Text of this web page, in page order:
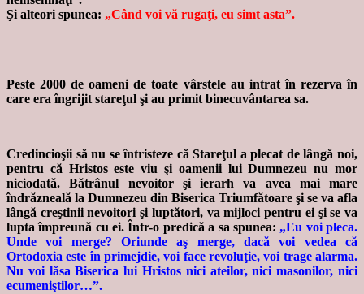
Şi alteori spunea: „Când voi vă rugaţi, eu simt asta”.
Peste 2000 de oameni de toate vârstele au intrat în rezerva în
care era îngrijit stareţul şi au primit binecuvântarea sa.
Credincioşii să nu se întristeze că Stareţul a plecat de lângă noi,
pentru că Hristos este viu şi oamenii lui Dumnezeu nu mor
niciodată. Bătrânul nevoitor şi ierarh va avea mai mare
îndrăzneală la Dumnezeu din Biserica Triumfătoare şi se va afla
lângă creştinii nevoitori şi luptători, va mijloci pentru ei şi se va
lupta împreună cu ei. Într-o predică a sa spunea: „Eu voi pleca.
Unde voi merge? Oriunde aş merge, dacă voi vedea că
Ortodoxia este în primejdie, voi face revoluţie, voi trage alarma.
Nu voi lăsa Biserica lui Hristos nici ateilor, nici masonilor, nici
ecumeniştilor…”.